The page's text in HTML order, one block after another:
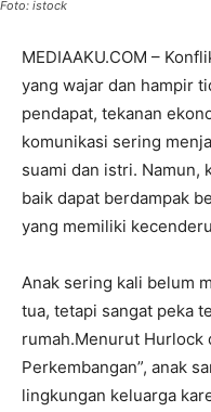
Foto: istock
MEDIAAKU.COM –
yang wajar dan hampir
pendapat, tekanan
komunikasi sering
suami dan istri. Namun,
baik dapat berdampak
yang memiliki
Anak sering kali belum
tua, tetapi sangat peka
rumah.Menurut Hurlock
Perkembangan”, anak
lingkungan keluarga